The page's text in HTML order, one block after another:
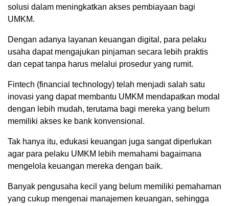
solusi dalam meningkatkan akses pembiayaan bagi
UMKM.
Dengan adanya layanan keuangan digital, para pelaku
usaha dapat mengajukan pinjaman secara lebih praktis
dan cepat tanpa harus melalui prosedur yang rumit.
Fintech (financial technology) telah menjadi salah satu
inovasi yang dapat membantu UMKM mendapatkan modal
dengan lebih mudah, terutama bagi mereka yang belum
memiliki akses ke bank konvensional.
Tak hanya itu, edukasi keuangan juga sangat diperlukan
agar para pelaku UMKM lebih memahami bagaimana
mengelola keuangan mereka dengan baik.
Banyak pengusaha kecil yang belum memiliki pemahaman
yang cukup mengenai manajemen keuangan, sehingga